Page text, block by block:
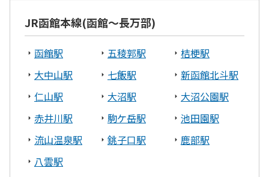
釧路エリア
釧路市 白糠町 釧路郡釧路町
オホーツクエリア
北見市 網走市
渡島エリア
JR函館本線(函館～長万部)
函館駅 五稜郭駅
桔梗駅
大中山駅
七飯駅
新函館北斗駅
仁山駅
大沼駅
大沼公園駅
赤井川駅
駒ケ岳駅
池田園駅
流山温泉駅
銚子口駅
鹿部駅
八雲駅